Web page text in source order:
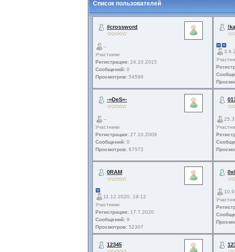
Список пользователей
#crossword
--
Участники
Регистрация: 24.10.2015
Сообщений: 0
Просмотров: 54596
-=DeS=-
--
Участники
Регистрация: 27.10.2009
Сообщений: 0
Просмотров: 67572
0RAM
11.12.2020, 19:12
Участники
Регистрация: 17.7.2020
Сообщений: 9
Просмотров: 52307
12345